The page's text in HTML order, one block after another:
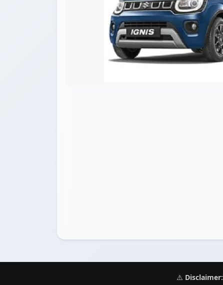
⚠️ Disclaimer: